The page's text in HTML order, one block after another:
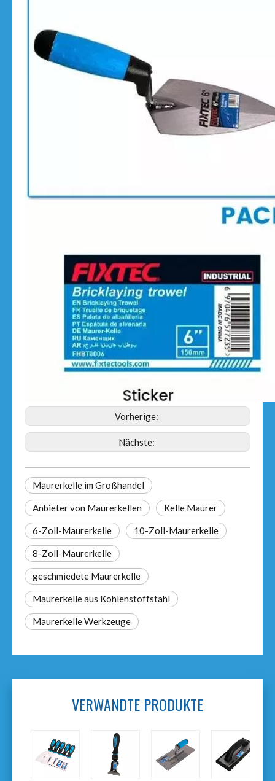
Vorherige:
Nächste:
Maurerkelle im Großhandel
Anbieter von Maurerkellen Kelle Maurer
6-Zoll-Maurerkelle 10-Zoll-Maurerkelle
8-Zoll-Maurerkelle
geschmiedete Maurerkelle
Maurerkelle aus Kohlenstoffstahl
Maurerkelle Werkzeuge
VERWANDTE PRODUKTE